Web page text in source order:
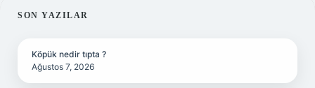
SIDEBAR
SON YAZILAR
Köpük nedir tıpta ?
Ağustos 7, 2026